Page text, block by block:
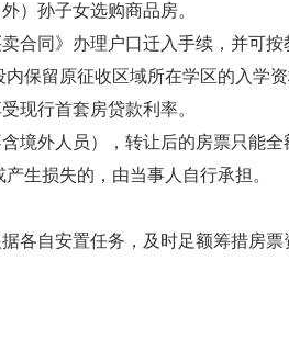
）孙子女选购商品房。
合同》办理户口迁入手续，并可按
保留原征收区域所在学区的入学资
现行首套房贷款利率。
境外人员），转让后的房票只能全
生损失的，由当事人自行承担。
各自安置任务，及时足额筹措房票